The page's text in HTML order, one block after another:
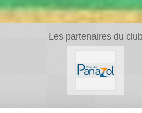
Les partenaires du